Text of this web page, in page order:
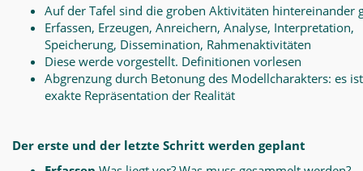
Auf der Tafel sind die groben Aktivitäten hintereinander
Erfassen, Erzeugen, Anreichern, Analyse, Interpretation,
Speicherung, Dissemination, Rahmenaktivitäten
Diese werde vorgestellt. Definitionen vorlesen
Abgrenzung durch Betonung des Modellcharakters: es
exakte Repräsentation der Realität
Der erste und der letzte Schritt werden geplant